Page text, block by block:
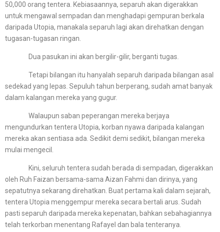
50,000 orang tentera. Kebiasaannya, separuh akan digerakkan
untuk mengawal sempadan dan menghadapi gempuran berkala
daripada Utopia, manakala separuh lagi akan direhatkan dengan
tugasan-tugasan ringan.
Dua pasukan ini akan bergilir-gilir, berganti tugas.
Tetapi bilangan itu hanyalah separuh daripada bilangan asal
sedekad yang lepas. Sepuluh tahun berperang, sudah amat banyak
dalam kalangan mereka yang gugur.
Walaupun saban peperangan mereka berjaya
mengundurkan tentera Utopia, korban nyawa daripada kalangan
mereka akan sentiasa ada. Sedikit demi sedikit, bilangan mereka
mulai mengecil.
Kini, seluruh tentera sudah berada di sempadan, digerakkan
oleh Ruh Faizan bersama-sama Aizan Fahmi dan dirinya, yang
sepatutnya sekarang direhatkan. Buat pertama kali dalam sejarah,
tentera Utopia menggempur mereka secara bertali arus. Sudah
pasti separuh daripada mereka kepenatan, bahkan sebahagiannya
telah terkorban menentang Rafayel dan bala tenteranya.